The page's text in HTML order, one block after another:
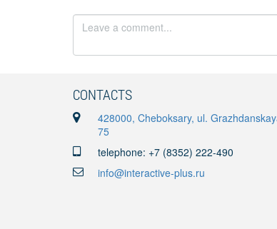
CONTACTS
428000, Cheboksary, ul.
75
telephone: +7 (8352) 222-490
info@interactive-plus.ru